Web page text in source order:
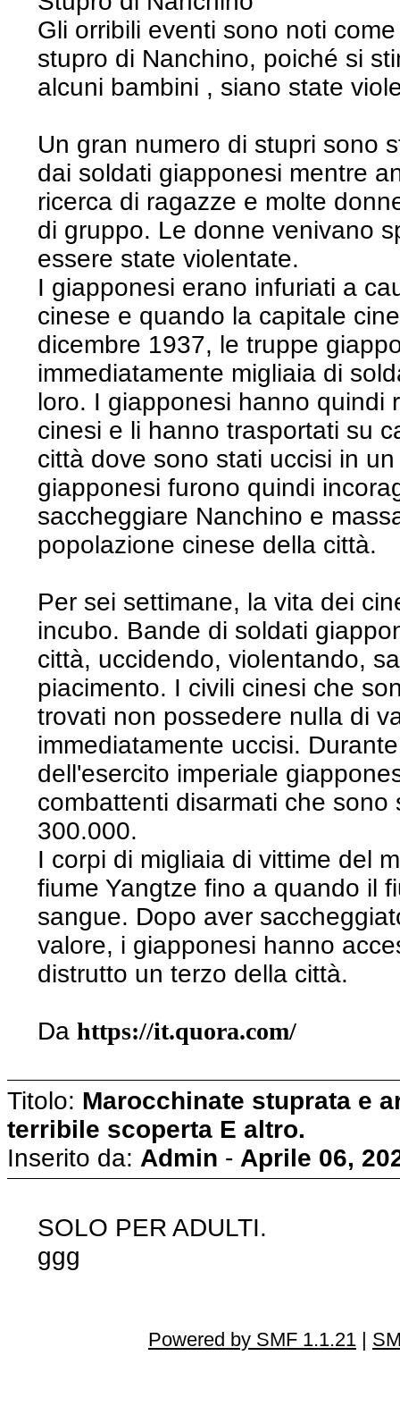
Gli orribili eventi sono noti
stupro di Nanchino, poiché si
alcuni bambini , siano state
Un gran numero di stupri sono
dai soldati giapponesi mentre
ricerca di ragazze e molte
di gruppo. Le donne venivano
essere state violentate.
I giapponesi erano infuriati a
cinese e quando la capitale
dicembre 1937, le truppe
immediatamente migliaia di
loro. I giapponesi hanno quindi
cinesi e li hanno trasportati su
città dove sono stati uccisi in
giapponesi furono quindi
saccheggiare Nanchino e
popolazione cinese della città.
Per sei settimane, la vita dei
incubo. Bande di soldati
città, uccidendo, violentando,
piacimento. I civili cinesi che
trovati non possedere nulla di
immediatamente uccisi.
dell'esercito imperiale
combattenti disarmati che
300.000.
I corpi di migliaia di vittime del
fiume Yangtze fino a quando il
sangue. Dopo aver
valore, i giapponesi hanno
distrutto un terzo della città.
Dahttps://it.quora.com/
Titolo: Marocchinate stuprata e
terribile scoperta E altro.
Inserito da: Admin - Aprile 06,
SOLO PER ADULTI.
ggg
Powered by SMF 1.1.21 |